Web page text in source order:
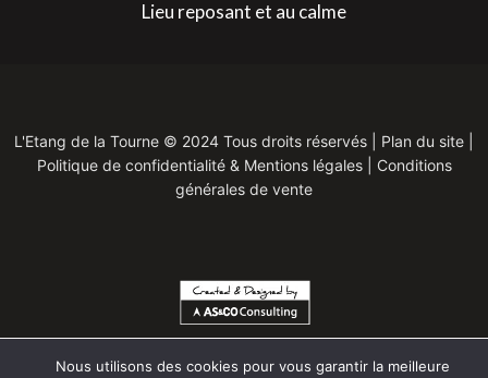
Lieu reposant et au calme
L'Etang de la Tourne © 2024 Tous droits réservés | Plan du site
Politique de confidentialité & Mentions légales| Conditions
générales de vente
Nous utilisons des cookies pour vous garantir la meilleure